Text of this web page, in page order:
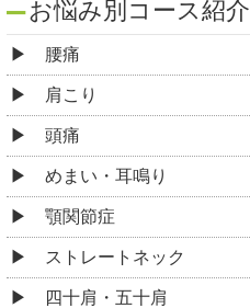
お悩み別コース紹介
腰痛
肩こり
頭痛
めまい・耳鳴り
顎関節症
ストレートネック
四十肩・五十肩